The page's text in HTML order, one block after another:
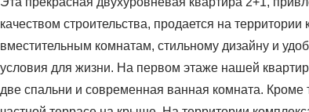
качеством строительства, продается на
вместительным комнатам, стильному дизайну и
условия для жизни. На первом этаже нашей
две спальни и современная ванная комната.